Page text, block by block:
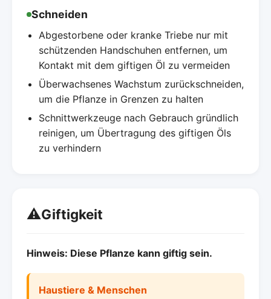
Schneiden
Abgestorbene oder kranke Triebe nur mit
schützenden Handschuhen entfernen, um
Kontakt mit dem giftigen Öl zu vermeiden
Überwachsenes Wachstum zurückschneiden,
um die Pflanze in Grenzen zu halten
Schnittwerkzeuge nach Gebrauch gründlich
reinigen, um Übertragung des giftigen Öls
zu verhindern
⚠️Giftigkeit
Hinweis: Diese Pflanze kann giftig sein.
Haustiere & Menschen